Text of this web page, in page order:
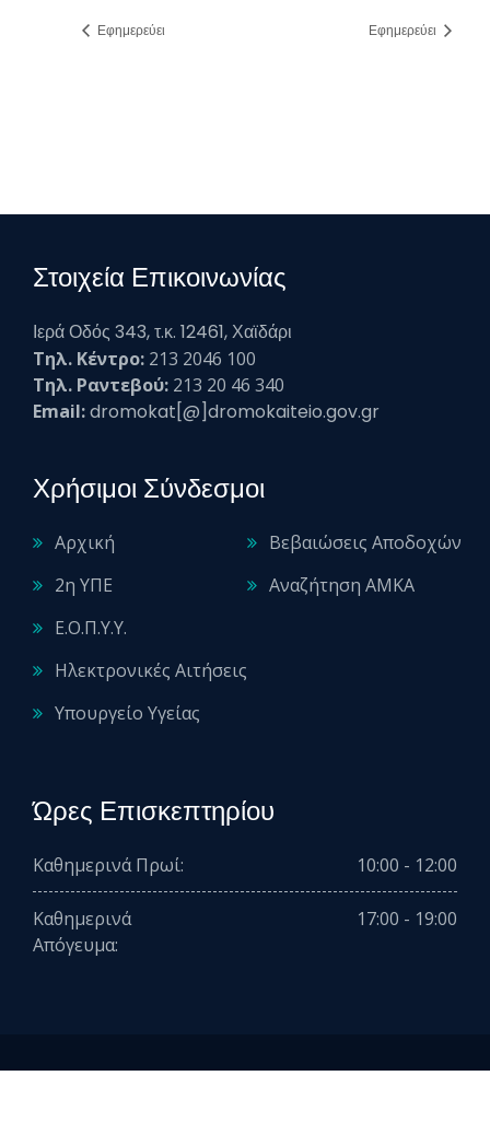
Εφημερεύει Εφημερεύει
Στοιχεία Επικοινωνίας
Ιερά Οδός 343, τ.κ. 12461, Χαϊδάρι
Τηλ. Κέντρο: 213 2046 100
Τηλ. Ραντεβού: 213 20 46 340
Email:dromokat[@]dromokaiteio.gov.gr
Χρήσιμοι Σύνδεσμοι
Αρχική
2η ΥΠΕ
Ε.Ο.Π.Υ.Υ.
Ηλεκτρονικές Αιτήσεις
Υπουργείο Υγείας
Βεβαιώσεις Αποδοχών
Αναζήτηση ΑΜΚΑ
Ώρες Επισκεπτηρίου
Καθημερινά Πρωί: 10:00 - 12:00
Καθημερινά
Απόγευμα:
17:00 - 19:00